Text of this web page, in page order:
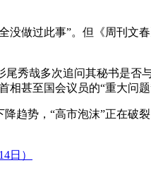
做过此事”。但《周刊文
秀哉多次追问其秘书是
甚至国会议员的“重大问题
趋势，“高市泡沫”正在破裂
日）